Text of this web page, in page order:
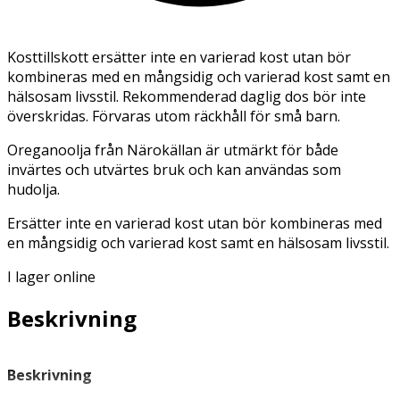
Kosttillskott ersätter inte en varierad kost utan bör
kombineras med en mångsidig och varierad kost samt en
hälsosam livsstil. Rekommenderad daglig dos bör inte
överskridas. Förvaras utom räckhåll för små barn.
Oreganoolja från Närokällan är utmärkt för både
invärtes och utvärtes bruk och kan användas som
hudolja.
Ersätter inte en varierad kost utan bör kombineras med
en mångsidig och varierad kost samt en hälsosam livsstil.
I lager online
Beskrivning
Beskrivning